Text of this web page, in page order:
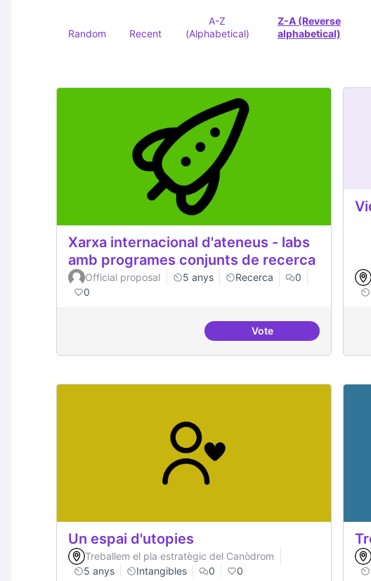
Random Recent
A-Z
(Alphabetical)
Z-A (Reverse
alphabetical)
Xarxa internacional d'ateneus - labs
amb programes conjunts de recerca
Official proposal 5 anys Recerca
0
0
VoteXarxa internacional
Un espai d'utopies
Treballem el pla estratègic del Canòdrom
5 anys
Intangibles 0 0